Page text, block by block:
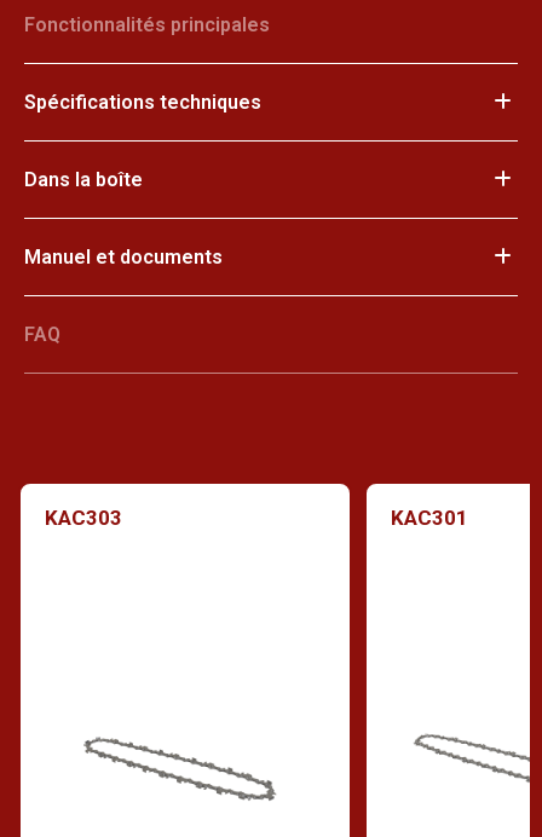
Fonctionnalités principales
Spécifications techniques
Dans la boîte
Manuel et documents
FAQ
KAC303 KAC301